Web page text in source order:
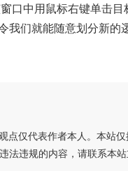
口中用鼠标右键单击
们就能随意划分新的
点仅代表作者本人。本站
违规的内容，请联系本站